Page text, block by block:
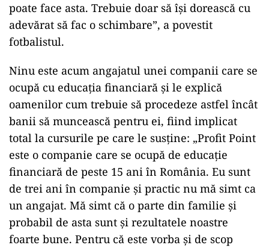
poate face asta. Trebuie doar să îşi dorească cu
adevărat să fac o schimbare”, a povestit
fotbalistul.
Ninu este acum angajatul unei companii care se
ocupă cu educaţia financiară şi le explică
oamenilor cum trebuie să procedeze astfel încât
banii să muncească pentru ei, fiind implicat
total la cursurile pe care le susţine: „Profit Point
este o companie care se ocupă de educaţie
financiară de peste 15 ani în România. Eu sunt
de trei ani în companie şi practic nu mă simt ca
un angajat. Mă simt că o parte din familie şi
probabil de asta sunt şi rezultatele noastre
foarte bune. Pentru că este vorba şi de scop